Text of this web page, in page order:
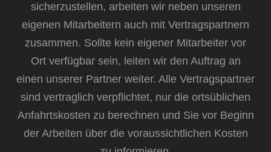
sicherzustellen, arbeiten wir neben unseren
eigenen Mitarbeitern auch mit Vertragspartnern
zusammen. Sollte kein eigener Mitarbeiter vor
Ort verfügbar sein, leiten wir den Auftrag an
einen unserer Partner weiter. Alle Vertragspartner
sind vertraglich verpflichtet, nur die ortsüblichen
Anfahrtskosten zu berechnen und Sie vor Beginn
der Arbeiten über die voraussichtlichen Kosten